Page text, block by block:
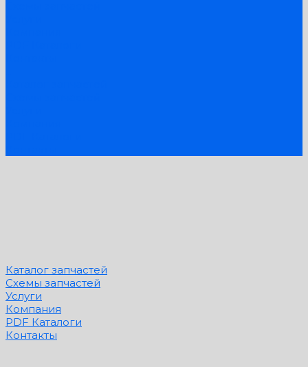
Каталог запчастей
Схемы запчастей
Услуги
Компания
PDF Каталоги
Контакты